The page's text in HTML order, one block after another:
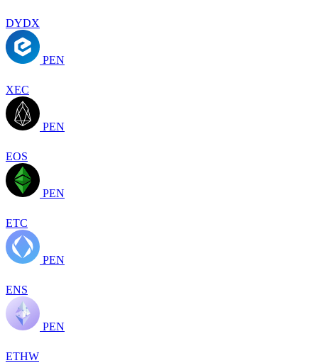
DYDX
PEN
XEC
PEN
EOS
PEN
ETC
PEN
ENS
PEN
ETHW